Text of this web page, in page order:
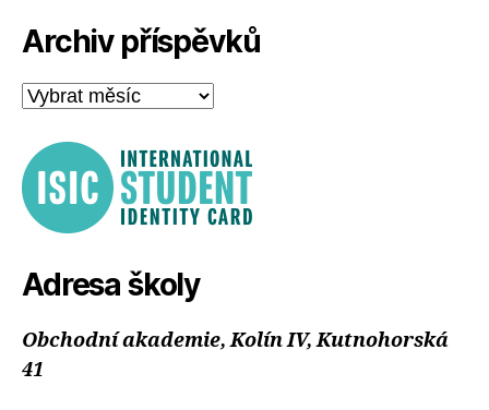
Archiv příspěvků
Archiv
příspěvků
Adresa školy
Obchodní akademie, Kolín IV, Kutnohorská
41